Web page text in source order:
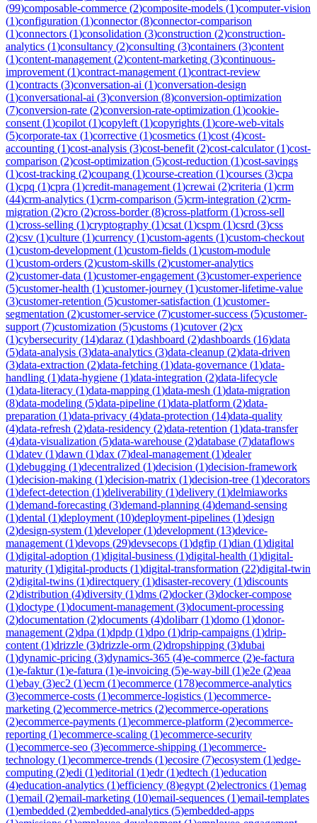
(99)composable-commerce (2)composite-models (1)computer-vision
(1)configuration (1)connector(8)connector-comparison
(1)connectors (1)consolidation (3)construction (2)construction-
analytics (1)consultancy (2)consulting (3)containers (3)content
(1)content-management (2)content-marketing (3)continuous-
improvement (1)contract-management (1)contract-review
(1)contracts (3)conversation-ai (1)conversation-design
(1)conversational-ai (3)conversion (8)conversion-optimization
(7)conversion-rate (2)conversion-rate-optimization (1)cookie-
consent (1)copilot (1)copyleft (1)copyrights (1)core-web-vitals
(5)corporate-tax (1)corrective (1)cosmetics (1)cost (4)cost-
accounting (1)cost-analysis (3)cost-benefit (2)cost-calculator(1)cost-
comparison (2)cost-optimization (5)cost-reduction (1)cost-savings
(1)cost-tracking (2)coupang (1)course-creation (1)courses (3)cpa
(1)cpq (1)cpra (1)credit-management (1)crewai (2)criteria (1)crm
(44)crm-analytics (1)crm-comparison (5)crm-integration (2)crm-
migration (2)cro (2)cross-border(8)cross-platform (1)cross-sell
(1)cross-selling (1)cryptography (1)csat (1)cspm (1)csrd (3)css
(2)csv (1)culture (1)currency (1)custom-agents (1)custom-checkout
(1)custom-development (1)custom-fields (1)custom-module
(1)custom-orders (2)custom-skills (2)customer-analytics
(2)customer-data (1)customer-engagement (3)customer-experience
(5)customer-health (1)customer-journey (1)customer-lifetime-value
(3)customer-retention (5)customer-satisfaction (1)customer-
segmentation (2)customer-service (7)customer-success (5)customer-
support (7)customization (5)customs (1)cutover(2)cx
(1)cybersecurity (14)daraz (1)dashboard (2)dashboards (16)data
(5)data-analysis (3)data-analytics (3)data-cleanup (2)data-driven
(3)data-extraction (2)data-fetching (1)data-governance (1)data-
handling (1)data-hygiene (1)data-integration (2)data-lifecycle
(1)data-literacy (1)data-mapping (1)data-mesh (1)data-migration
(8)data-modeling (5)data-pipeline (1)data-platform (2)data-
preparation (1)data-privacy (4)data-protection (14)data-quality
(4)data-refresh (2)data-residency (2)data-retention (1)data-transfer
(4)data-visualization (5)data-warehouse (2)database (7)dataflows
(1)datev (1)dawn (1)dax (7)deal-management (1)dealer
(1)debugging (1)decentralized (1)decision (1)decision-framework
(1)decision-making (1)decision-matrix (1)decision-tree (1)decorators
(1)defect-detection (1)deliverability (1)delivery (1)delmiaworks
(1)demand-forecasting (3)demand-planning (4)demand-sensing
(1)dental (1)deployment (10)deployment-pipelines (1)design
(2)design-system (1)developer(1)development (13)device-
management (1)devops (29)devsecops (1)dgfip (1)dian (1)digital
(1)digital-adoption (1)digital-business (1)digital-health (1)digital-
maturity (1)digital-products (1)digital-transformation (22)digital-twin
(2)digital-twins (1)directquery (1)disaster-recovery (1)discounts
(2)distribution (4)diversity (1)dms (2)docker(3)docker-compose
(1)doctype (1)document-management (3)document-processing
(2)documentation (2)documents (4)dolibarr(1)domo (1)donor-
management (2)dpa (1)dpdp (1)dpo (1)drip-campaigns (1)drip-
content (1)drizzle (3)drizzle-orm (2)dropshipping (3)dubai
(1)dynamic-pricing (3)dynamics-365 (4)e-commerce (2)e-factura
(1)e-faktur(1)e-fatura (1)e-invoicing (5)e-way-bill (1)e2e (2)eaa
(1)ebay (3)ec2 (1)ecm (1)ecommerce (178)ecommerce-analytics
(3)ecommerce-costs (1)ecommerce-logistics (1)ecommerce-
marketing (2)ecommerce-metrics (2)ecommerce-operations
(2)ecommerce-payments (1)ecommerce-platform (2)ecommerce-
reporting (1)ecommerce-scaling (1)ecommerce-security
(1)ecommerce-seo (3)ecommerce-shipping (1)ecommerce-
technology (1)ecommerce-trends (1)ecosire (7)ecosystem (1)edge-
computing (2)edi (1)editorial (1)edr(1)edtech (1)education
(4)education-analytics (1)efficiency (8)egypt (2)electronics (1)emag
(1)email (2)email-marketing (10)email-sequences (1)email-templates
(1)embedded (2)embedded-analytics (5)embedded-apps